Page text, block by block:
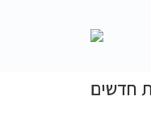
חדשים